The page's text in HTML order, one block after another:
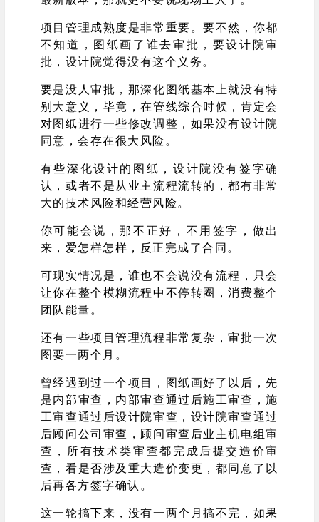
项目管理成熟度是非常重要。要不然，你都
不知道，图纸画了谁去审批，要设计院审
批，设计院觉得没有这个义务。
要是没人审批，那深化图纸基本上就没有特
别大意义，毕竟，在管线综合时候，肯定会
对图纸进行一些修改调整，如果没有设计院
同意，会存在很大风险。
有些深化设计的图纸，设计院没有签字确
认，或者不是从业主流程流转的，都有非常
大的技术风险和经营风险。
你可能会说，那不正好，不用签字，做出
来，爱怎样怎样，反正完成了合同。
可现实情况是，谁也不会说没有流程，只会
让你在整个模糊流程中不停转圈，消费整个
团队能量。
还有一些项目管理流程非常复杂，审批一次
图要一两个月。
曾经遇到过一个项目，图纸画好了以后，先
是内部审查，内部审查通过后施工审查，施
工审查通过后设计院审查，设计院审查通过
后顾问公司审查，顾问审查后业主机电组审
查，所有技术类审查都完成后提交造价审
查，看是否涉及重大造价变更，都同意了以
后再各方签字确认。
这一轮搞下来，没有一两个月搞不完，如果